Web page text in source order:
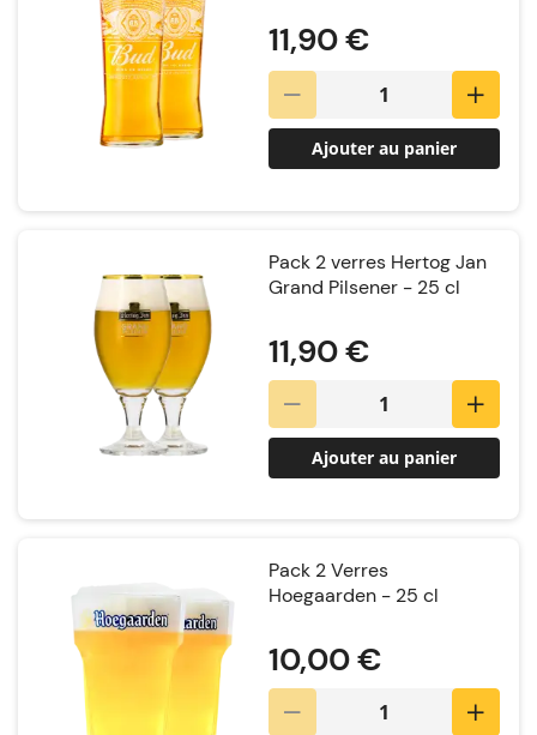
11,90 €
Ajouter au panier
Pack 2 verres Hertog Jan
Grand Pilsener - 25 cl
11,90 €
Ajouter au panier
Pack 2 Verres
Hoegaarden - 25 cl
10,00 €